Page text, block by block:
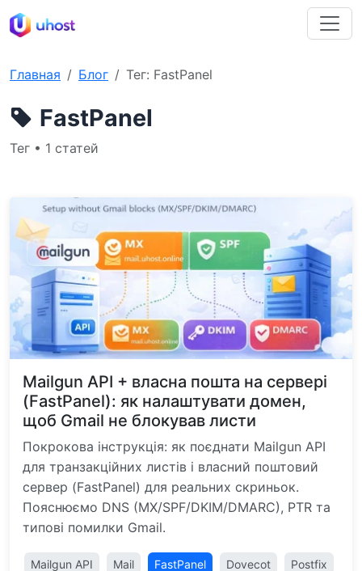
Главная Блог Тег: FastPanel
FastPanel
Тег • 1 статей
Mailgun API + власна пошта на сервері
(FastPanel): як налаштувати домен,
щоб Gmail не блокував листи
Покрокова інструкція: як поєднати Mailgun API
для транзакційних листів і власний поштовий
сервер (FastPanel) для реальних скриньок.
Пояснюємо DNS (MX/SPF/DKIM/DMARC), PTR та
типові помилки Gmail.
Mailgun API Mail FastPanel Dovecot
Postfix